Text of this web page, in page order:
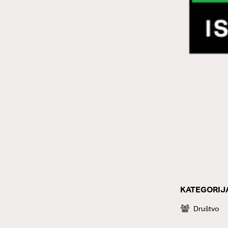
Društvo